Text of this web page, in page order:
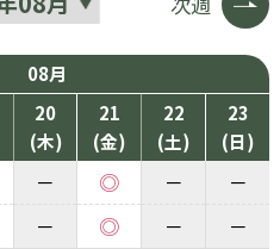
08月
20
(木)
21
(金)
22
(土)
23
(日)
－ ◎ －
－
－ ◎ －
－